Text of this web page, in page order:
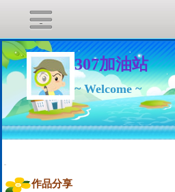
307加油站
~ Welcome ~
:::
作品分享